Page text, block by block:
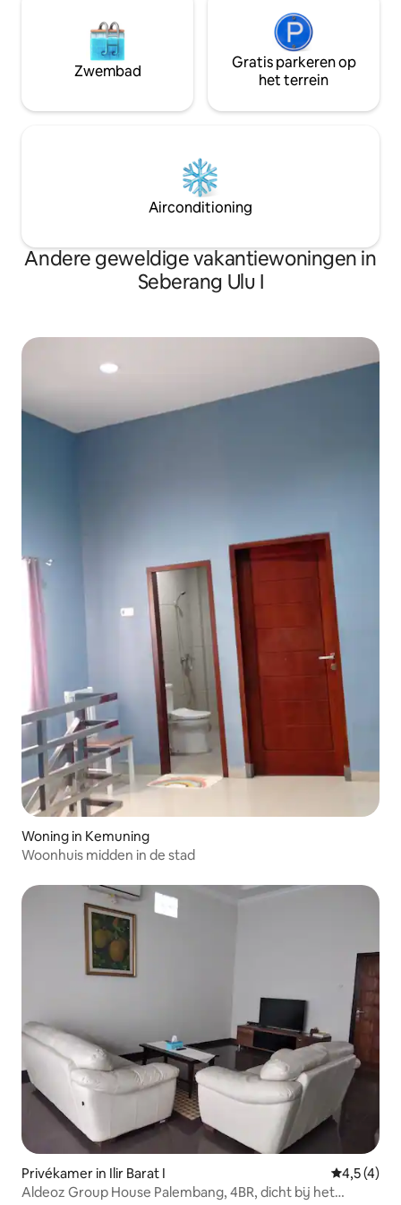
Zwembad
Gratis parkeren op
het terrein
Airconditioning
Andere geweldige vakantiewoningen in
Seberang Ulu I
Woning in Kemuning
Woonhuis midden in de stad
Privékamer in Ilir Barat I
4,5 (4)
Aldeoz Group House Palembang, 4BR, dicht bij het